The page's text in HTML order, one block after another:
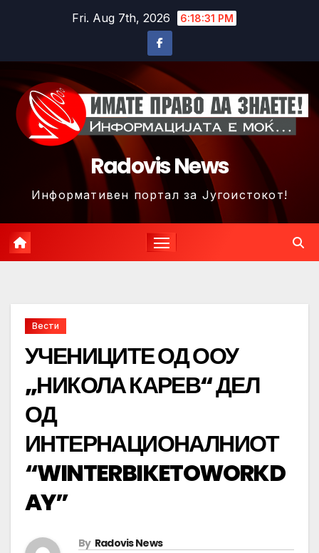
Fri. Aug 7th, 2026 6:18:34 PM
Radovis News
Информативен портал за Југоистокот!
Вести
УЧЕНИЦИТЕ ОД ООУ
„НИКОЛА КАРЕВ“ ДЕЛ
ОД
ИНТЕРНАЦИОНАЛНИОТ
“WINTERBIKETOWORKD
AY”
By Radovis News